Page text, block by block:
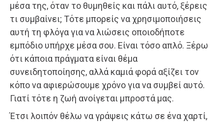
μέσα της, όταν το θυμηθείς και πάλι αυτό, ξέρεις
τι συμβαίνει; Τότε μπορείς να χρησιμοποιήσεις
αυτή τη φλόγα για να λιώσεις οποιοδήποτε
εμπόδιο υπήρχε μέσα σου. Είναι τόσο απλό. Ξέρω
ότι κάποια πράγματα είναι θέμα
συνειδητοποίησης, αλλά καμιά φορά αξίζει τον
κόπο να αφιερώσουμε χρόνο για να συμβεί αυτό.
Γιατί τότε η ζωή ανοίγεται μπροστά μας.
Έτσι λοιπόν θέλω να γράψεις κάτω σε ένα χαρτί,